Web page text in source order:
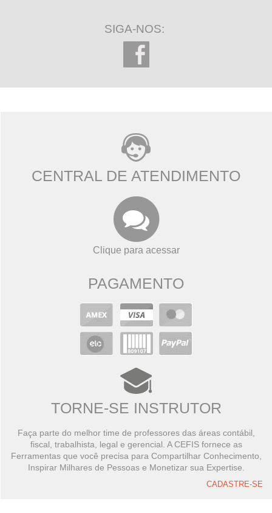
SIGA-NOS:
CENTRAL DE ATENDIMENTO
Clique para acessar
PAGAMENTO
TORNE-SE INSTRUTOR
Faça parte do melhor time de professores das áreas contábil,
fiscal, trabalhista, legal e gerencial. A CEFIS fornece as
Ferramentas que você precisa para Compartilhar Conhecimento,
Inspirar Milhares de Pessoas e Monetizar sua Expertise.
CADASTRE-SE